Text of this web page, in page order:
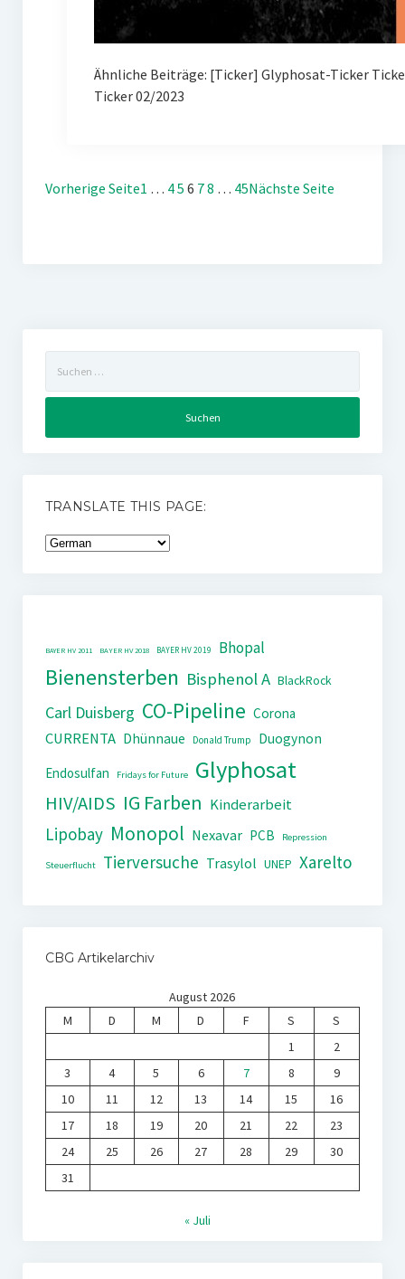
Ähnliche Beiträge: [Ticker] Glyphosat-Ticker
Ticker 02/2023
Vorherige Seite1 … 45 6 78 … 45Nächste Seite
nach:
TRANSLATE THIS PAGE:
BAYER HV 2011 BAYER HV 2018 BAYER HV 2019 Bhopal
Bienensterben Bisphenol A BlackRock
Carl Duisberg CO-Pipeline Corona
CURRENTA Dhünnaue Donald Trump
Duogynon
Endosulfan
Fridays for Future Glyphosat
HIV/AIDS IG Farben Kinderarbeit
Lipobay Monopol Nexavar PCB Repression
Steuerflucht Tierversuche Trasylol UNEP Xarelto
CBG Artikelarchiv
August 2026
M
D M D F S
S
1
2
3
4 5 6 7 8
9
10
11 12 13 14 15
16
17
18 19 20 21 22
23
24
25 26 27 28 29
30
31
« Juli